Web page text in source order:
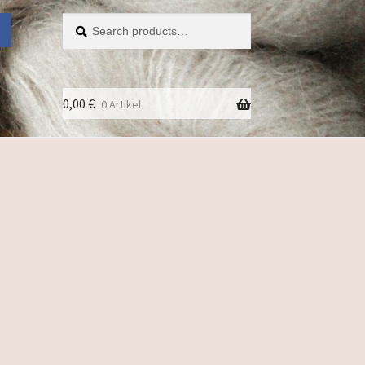
Search
for:
Search
0,00 € 0 Artikel